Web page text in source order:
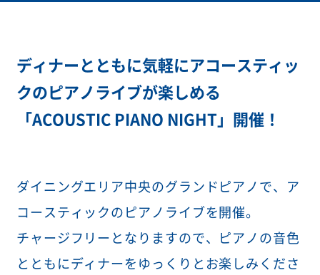
ディナーとともに気軽にアコースティッ
クのピアノライブが楽しめる
「ACOUSTIC PIANO NIGHT」開催！
ダイニングエリア中央のグランドピアノで、ア
コースティックのピアノライブを開催。
チャージフリーとなりますので、ピアノの音色
とともにディナーをゆっくりとお楽しみくださ